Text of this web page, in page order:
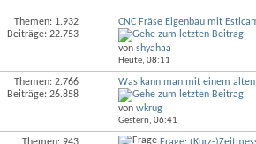
Themen: 1.932
Beiträge: 22.753
CNC Fräse Eigenbau mit
von shyahaa
Heute, 08:11
Themen: 2.766
Beiträge: 26.858
Was kann man mit einem
von wkrug
Gestern, 06:41